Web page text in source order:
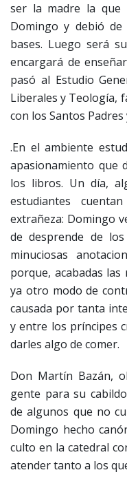
ser la madre la que
Domingo y debió
bases. Luego será
encargará de
pasó al Estudio
Liberales y Teología,
con los Santos
.En el ambiente
apasionamiento que
los libros. Un día,
estudiantes
extrañeza: Domingo
de desprende de
minuciosas
porque, acabadas
ya otro modo de
causada por tanta
y entre los príncipes
darles algo de comer.
Don Martín Bazán,
gente para su
de algunos que no
Domingo hecho
culto en la catedral
atender tanto a los